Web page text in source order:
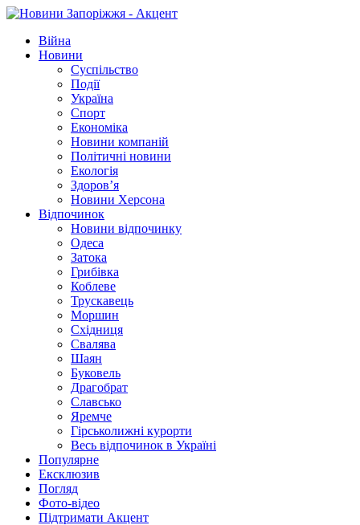
Війна
Новини
Суспільство
Події
Україна
Спорт
Економіка
Новини компаній
Політичні новини
Екологія
Здоров’я
Новини Херсона
Відпочинок
Новини відпочинку
Одеса
Затока
Грибівка
Коблеве
Трускавець
Моршин
Східниця
Свалява
Шаян
Буковель
Драгобрат
Славсько
Яремче
Гірськолижні курорти
Весь відпочинок в Україні
Популярне
Ексклюзив
Погляд
Фото-відео
Підтримати Акцент